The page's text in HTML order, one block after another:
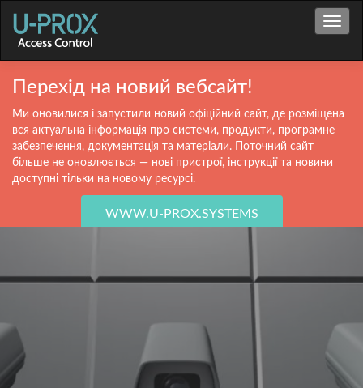
Перехід на новий вебсайт!
Ми оновилися і запустили новий офіційний сайт, де розміщена
вся актуальна інформація про системи, продукти, програмне
забезпечення, документація та матеріали. Поточний сайт
більше не оновлюється — нові пристрої, інструкції та новини
доступні тільки на новому ресурсі.
WWW.U-PROX.SYSTEMS